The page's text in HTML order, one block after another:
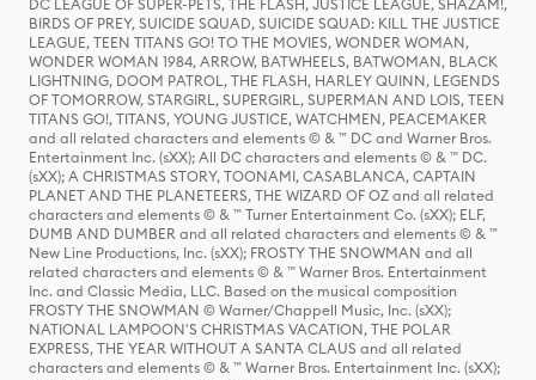
DC LEAGUE OF SUPER-PETS, THE FLASH, JUSTICE LEAGUE, SHAZAM!,
BIRDS OF PREY, SUICIDE SQUAD, SUICIDE SQUAD: KILL THE JUSTICE
LEAGUE, TEEN TITANS GO! TO THE MOVIES, WONDER WOMAN,
WONDER WOMAN 1984, ARROW, BATWHEELS, BATWOMAN, BLACK
LIGHTNING, DOOM PATROL, THE FLASH, HARLEY QUINN, LEGENDS
OF TOMORROW, STARGIRL, SUPERGIRL, SUPERMAN AND LOIS, TEEN
TITANS GO!, TITANS, YOUNG JUSTICE, WATCHMEN, PEACEMAKER
and all related characters and elements © & ™ DC and Warner Bros.
Entertainment Inc. (sXX); All DC characters and elements © & ™ DC.
(sXX); A CHRISTMAS STORY, TOONAMI, CASABLANCA, CAPTAIN
PLANET AND THE PLANETEERS, THE WIZARD OF OZ and all related
characters and elements © & ™ Turner Entertainment Co. (sXX); ELF,
DUMB AND DUMBER and all related characters and elements © & ™
New Line Productions, Inc. (sXX); FROSTY THE SNOWMAN and all
related characters and elements © & ™ Warner Bros. Entertainment
Inc. and Classic Media, LLC. Based on the musical composition
FROSTY THE SNOWMAN © Warner/Chappell Music, Inc. (sXX);
NATIONAL LAMPOON'S CHRISTMAS VACATION, THE POLAR
EXPRESS, THE YEAR WITHOUT A SANTA CLAUS and all related
characters and elements © & ™ Warner Bros. Entertainment Inc. (sXX);